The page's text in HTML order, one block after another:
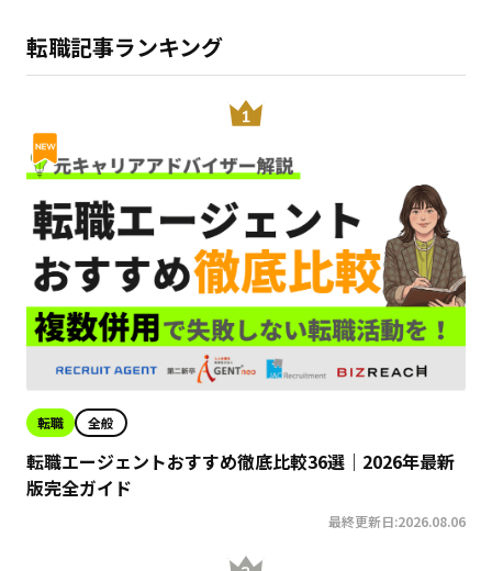
転職記事ランキング
転職 全般
転職エージェントおすすめ徹底比較36選｜2026年最新
版完全ガイド
最終更新日:2026.08.06